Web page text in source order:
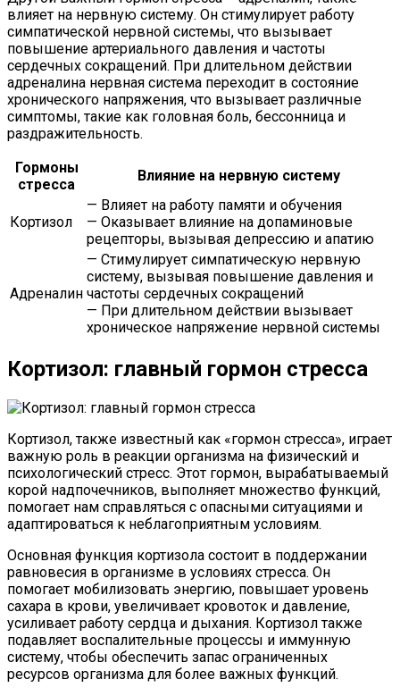
влияет на нервную систему. Он стимулирует работу
симпатической нервной системы, что вызывает
повышение артериального давления и частоты
сердечных сокращений. При длительном действии
адреналина нервная система переходит в состояние
хронического напряжения, что вызывает различные
симптомы, такие как головная боль, бессонница и
раздражительность.
Гормоны
стресса
Влияние на нервную систему
Кортизол
— Влияет на работу памяти и обучения
— Оказывает влияние на допаминовые
рецепторы, вызывая депрессию и апатию
Адреналин
— Стимулирует симпатическую нервную
систему, вызывая повышение давления и
частоты сердечных сокращений
— При длительном действии вызывает
хроническое напряжение нервной системы
Кортизол: главный гормон стресса
Кортизол, также известный как «гормон стресса», играет
важную роль в реакции организма на физический и
психологический стресс. Этот гормон, вырабатываемый
корой надпочечников, выполняет множество функций,
помогает нам справляться с опасными ситуациями и
адаптироваться к неблагоприятным условиям.
Основная функция кортизола состоит в поддержании
равновесия в организме в условиях стресса. Он
помогает мобилизовать энергию, повышает уровень
сахара в крови, увеличивает кровоток и давление,
усиливает работу сердца и дыхания. Кортизол также
подавляет воспалительные процессы и иммунную
систему, чтобы обеспечить запас ограниченных
ресурсов организма для более важных функций.